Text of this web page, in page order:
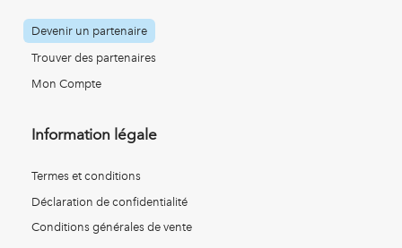
Devenir un partenaire
Trouver des partenaires
Mon Compte
Information légale
Termes et conditions
Déclaration de confidentialité
Conditions générales de vente